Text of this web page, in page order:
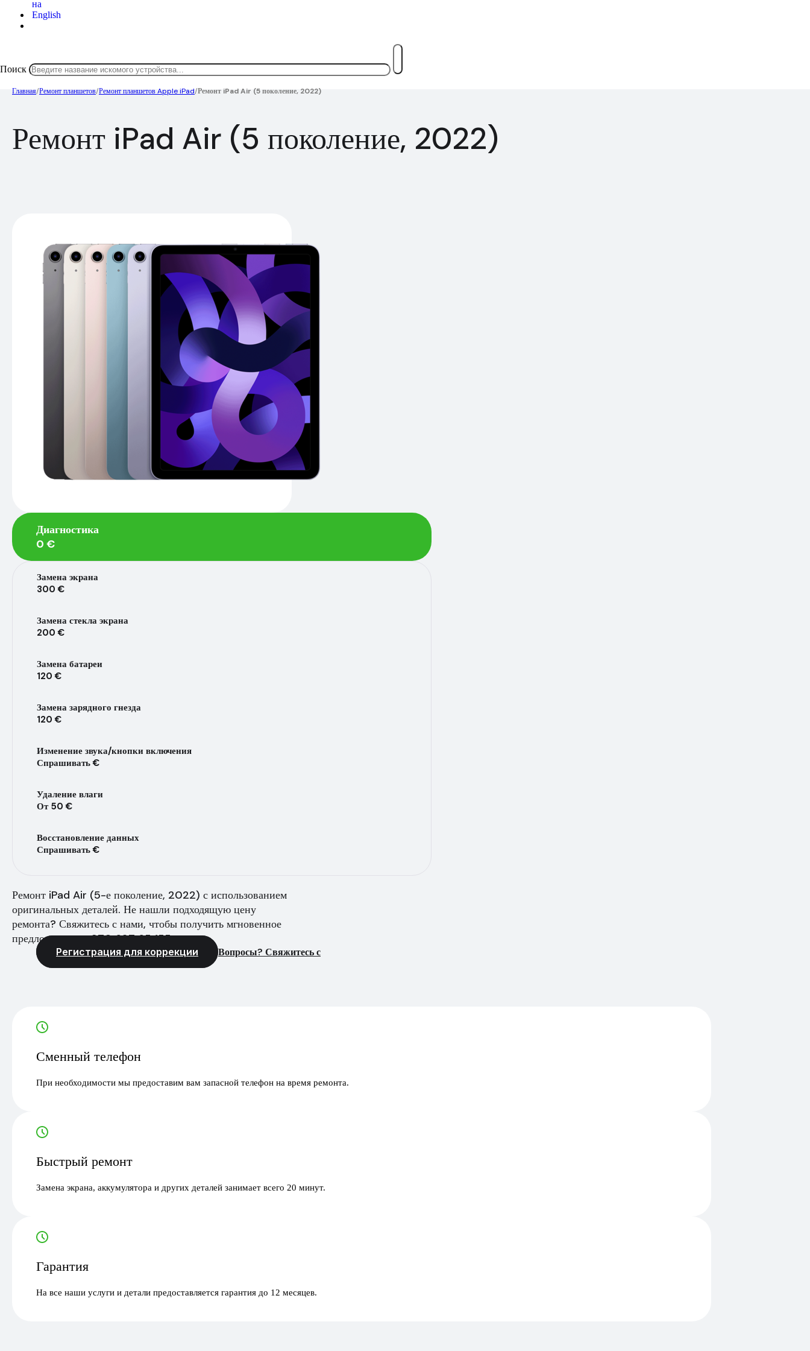
Поиск
Главная/Ремонт планшетов/Ремонт планшетов Apple iPad/Ремонт iPad Air (5 поколение, 2022)
Ремонт iPad Air (5 поколение, 2022)
Диагностика
0 €
Замена экрана
300 €
Замена стекла экрана
200 €
Замена батареи
120 €
Замена зарядного гнезда
120 €
Изменение звука/кнопки включения
Спрашивать €
Удаление влаги
От 50 €
Восстановление данных
Спрашивать €
Ремонт iPad Air (5-е поколение, 2022) с использованием
оригинальных деталей. Не нашли подходящую цену
ремонта? Свяжитесь с нами, чтобы получить мгновенное
предложение - +370 627 65 155
Регистрация для коррекции Вопросы? Свяжитесь с
Сменный телефон
При необходимости мы предоставим вам запасной телефон на время ремонта.
Быстрый ремонт
Замена экрана, аккумулятора и других деталей занимает всего 20 минут.
Гарантия
На все наши услуги и детали предоставляется гарантия до 12 месяцев.